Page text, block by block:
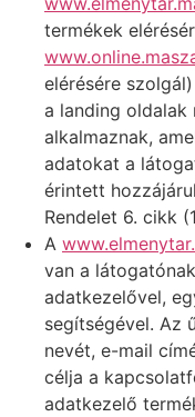
termékek
elérésére
a landing oldalak
alkalmaznak,
adatokat a
érintett
Rendelet 6. cikk
A
van a
adatkezelővel,
segítségével. Az
nevét, e-mail
célja a
adatkezelő